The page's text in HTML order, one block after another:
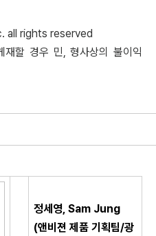
all rights reserved
재할 경우 민 형사상의
불이익
정세영, Sam Jung
(앤비젼 제품 기획팀/광